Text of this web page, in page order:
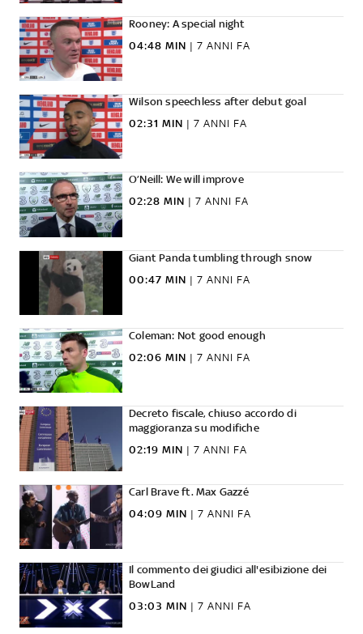
Rooney: A special night
04:48 MIN | 7 ANNI FA
Wilson speechless after debut goal
02:31 MIN | 7 ANNI FA
O’Neill: We will improve
02:28 MIN | 7 ANNI FA
Giant Panda tumbling through snow
00:47 MIN | 7 ANNI FA
Coleman: Not good enough
02:06 MIN | 7 ANNI FA
Decreto fiscale, chiuso accordo di
maggioranza su modifiche
02:19 MIN | 7 ANNI FA
Carl Brave ft. Max Gazzé
04:09 MIN | 7 ANNI FA
Il commento dei giudici all'esibizione dei
BowLand
03:03 MIN | 7 ANNI FA